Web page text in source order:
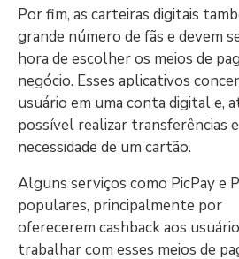
Por fim, as carteiras digitais
grande número de fãs e devem
hora de escolher os meios de
negócio. Esses aplicativos
usuário em uma conta digital e,
possível realizar transferências
necessidade de um cartão.
Alguns serviços como PicPay e
populares, principalmente por
oferecerem cashback aos
trabalhar com esses meios de